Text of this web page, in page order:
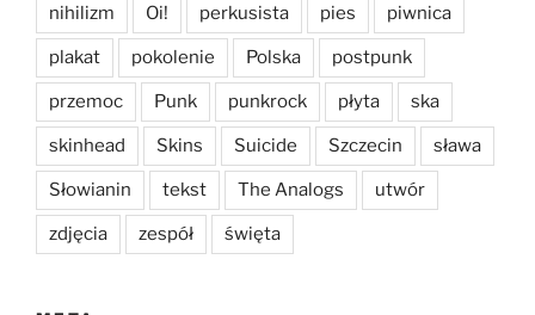
nihilizm Oi! perkusista pies piwnica
plakat pokolenie Polska postpunk
przemoc Punk punkrock płyta ska
skinhead Skins Suicide Szczecin sława
Słowianin tekst The Analogs utwór
zdjęcia zespół święta